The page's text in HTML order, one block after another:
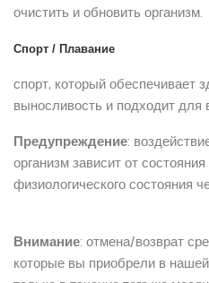
очистить и обновить организм.
Спорт / Плавание
спорт, который обеспечивает
выносливость и подходит для
Предупреждение:
организм зависит от
физиологического состояния
Внимание: отмена/возврат
которые вы приобрели в